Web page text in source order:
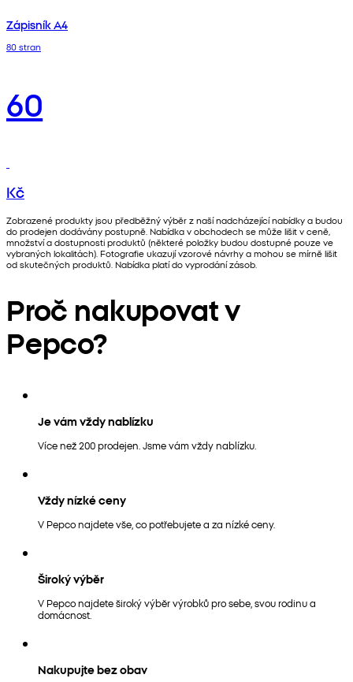
Zápisník A4
80 stran
60
Kč
Zobrazené produkty jsou předběžný výběr z naší nadcházející nabídky a budou
do prodejen dodávány postupně. Nabídka v obchodech se může lišit v ceně,
množství a dostupnosti produktů (některé položky budou dostupné pouze ve
vybraných lokalitách). Fotografie ukazují vzorové návrhy a mohou se mírně lišit
od skutečných produktů. Nabídka platí do vyprodání zásob.
Proč nakupovat v
Pepco?
Je vám vždy nablízku
Více než 200 prodejen. Jsme vám vždy nablízku.
Vždy nízké ceny
V Pepco najdete vše, co potřebujete a za nízké ceny.
Široký výběr
V Pepco najdete široký výběr výrobků pro sebe, svou rodinu a
domácnost.
Nakupujte bez obav